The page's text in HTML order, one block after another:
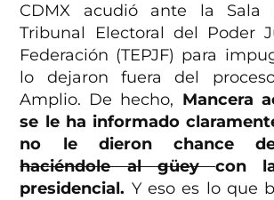
CDMX acudió ante la Sala
Tribunal Electoral del Poder
Federación (TEPJF) para
lo dejaron fuera del
Amplio. De hecho, Mancera
se le ha informado
no le dieron chance
haciéndole al güeycon
presidencial. Y eso es lo que